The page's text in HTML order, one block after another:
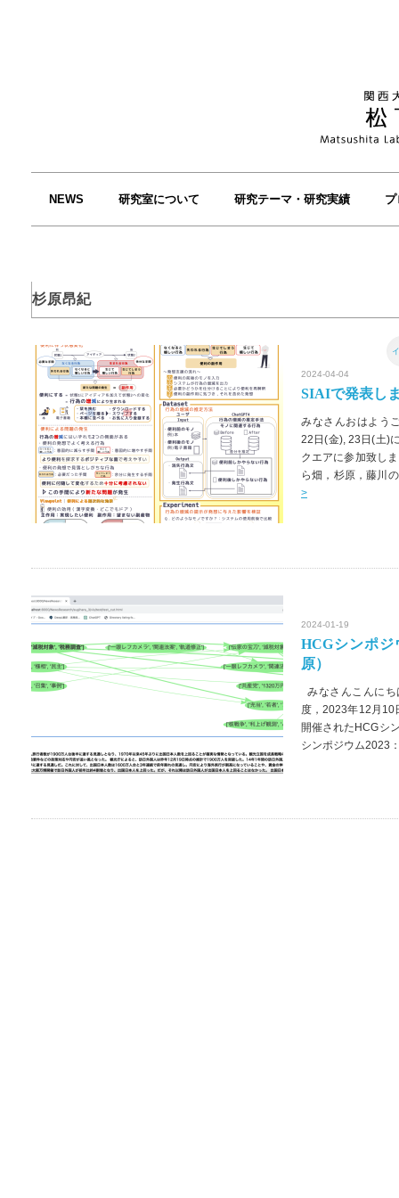
NEWS 研究室について 研究テーマ・研究実績
杉原昂紀
2024-04-04
SIAIで発表し
みなさんおはよう
22日(金), 23日(土)
クエアに参加致し
ら畑，杉原，藤川
>
2024-01-19
HCGシンポ
原）
みなさんこんに
度，2023年12月10
開催されたHCGシ
シンポジウム2023